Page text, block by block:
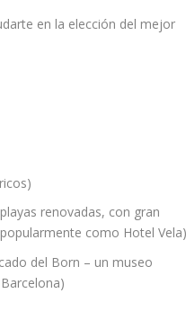
en la elección del mejor
renovadas, con gran
como Hotel
del Born – un museo